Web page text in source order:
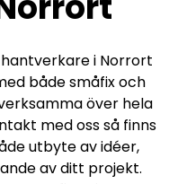
i Norrort
både småfix och
över hela
med oss så finns
utbyte av idéer,
av ditt projekt.